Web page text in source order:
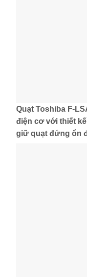
Quạt Toshiba F-
điện cơ với thiết
giữ quạt đứng ổn